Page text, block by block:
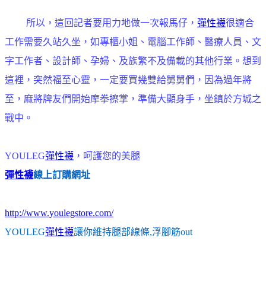
所以，這回記者要用力地做一次報馬仔， 彈性襪很適合
工作需要久站久坐，如專櫃小姐、電腦工作師、醫療人員、文
字工作者、設計師、孕婦、及族繁不及備載的其他行業。想到
這裡，突然福至心靈，一定要買幾雙給舅舅們，因為過年將
至，麻將牌友們開始摩拳擦掌，準備大顯身手，坐鎮於方城之
戰中。
YOULEG彈性襪 ，呵護您的美腿
彈性襪線上訂購網址
http://www.youlegstore.com/
YOULEG彈性襪讓你維持腿部線條,浮腳筋out